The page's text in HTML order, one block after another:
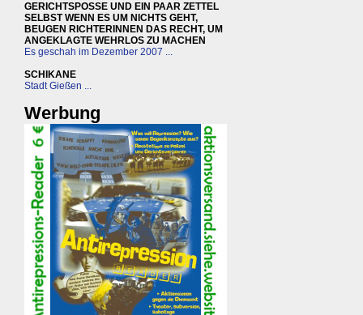
GERICHTSPOSSE UND EIN PAAR ZETTEL
SELBST WENN ES UM NICHTS GEHT,
BEUGEN RICHTERINNEN DAS RECHT, UM
ANGEKLAGTE WEHRLOS ZU MACHEN
Es geschah im Dezember 2007 ...
SCHIKANE
Stadt Gießen ...
Werbung